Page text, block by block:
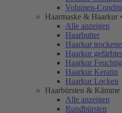
Volumen-
Haarmaske & Haarkur
Alle anzeigen
Haarbutter
Haarkur
Haarkur
Haarkur
Haarkur Keratin
Haarkur Locken
Haarbürsten & Kämme
Alle anzeigen
Rundbürsten